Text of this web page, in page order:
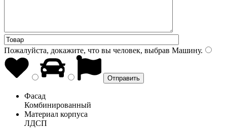
Пожалуйста, докажите, что вы человек, выбрав Машину.
Фасад
Комбинированный
Материал корпуса
ЛДСП